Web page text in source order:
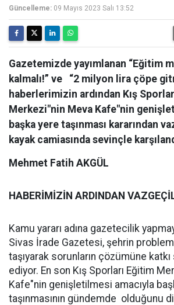
Güncelleme: 09 Mayıs 2023 Salı 13:52
Gazetemizde yayımlanan “Eğitim
kalmalı!” ve “2 milyon lira çöpe
haberlerimizin ardından Kış
Merkezi"nin Meva Kafe"nin
başka yere taşınması kararından
kayak camiasında sevinçle
Mehmet Fatih AKGÜL
HABERİMİZİN ARDINDAN
Kamu yararı adına gazetecilik
Sivas İrade Gazetesi, şehrin
taşıyarak sorunların çözümüne
ediyor. En son Kış Sporları Eğitim
Kafe"nin genişletilmesi amacıyla
taşınmasının gündemde olduğunu